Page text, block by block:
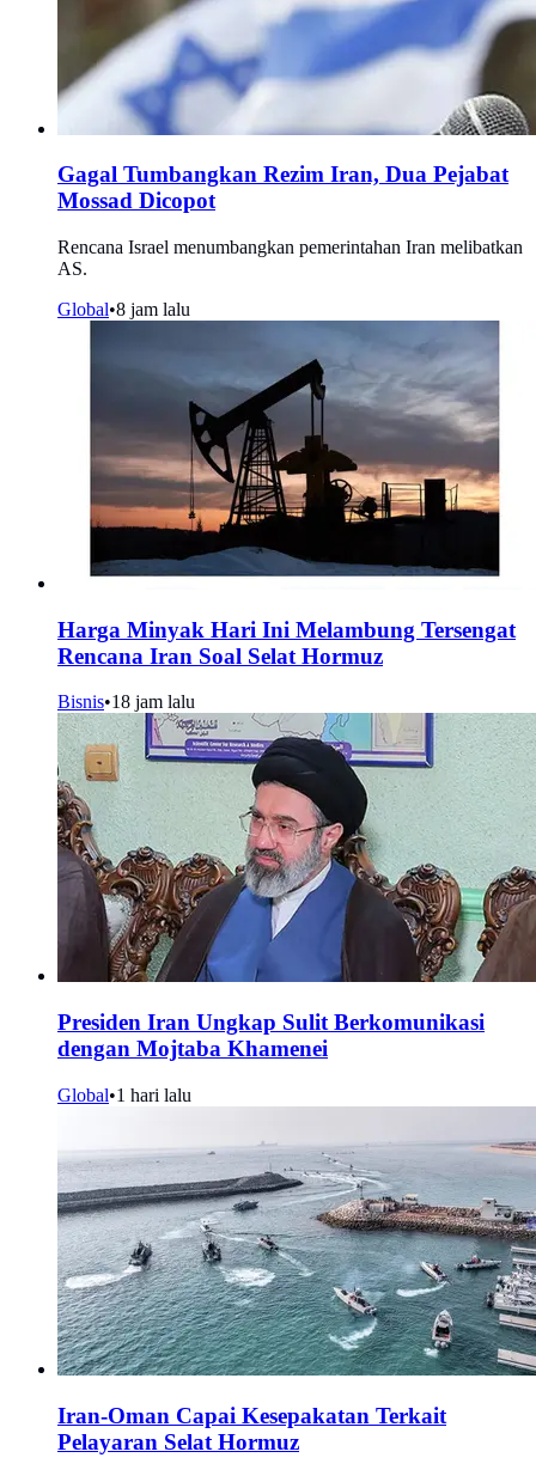
Gagal Tumbangkan Rezim Iran, Dua Pejabat
Mossad Dicopot
Rencana Israel menumbangkan pemerintahan Iran melibatkan
AS.
Global•8 jam lalu
Harga Minyak Hari Ini Melambung Tersengat
Rencana Iran Soal Selat Hormuz
Bisnis•18 jam lalu
Presiden Iran Ungkap Sulit Berkomunikasi
dengan Mojtaba Khamenei
Global•1 hari lalu
Iran-Oman Capai Kesepakatan Terkait
Pelayaran Selat Hormuz